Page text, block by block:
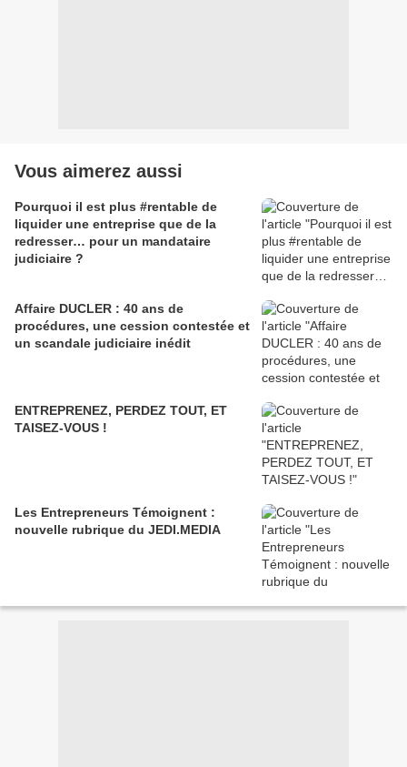
Vous aimerez aussi
Pourquoi il est plus #rentable de
liquider une entreprise que de la
redresser… pour un mandataire
judiciaire ?
Affaire DUCLER : 40 ans de
procédures, une cession contestée et
un scandale judiciaire inédit
ENTREPRENEZ, PERDEZ TOUT, ET
TAISEZ-VOUS !
Les Entrepreneurs Témoignent :
nouvelle rubrique du JEDI.MEDIA